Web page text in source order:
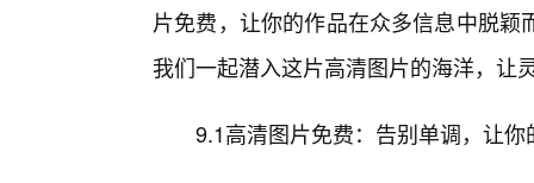
片免费，让你的作品在众多信息中脱
我们一起潜入这片高清图片的海洋，让
9.1高清图片免费：告别单调，让你